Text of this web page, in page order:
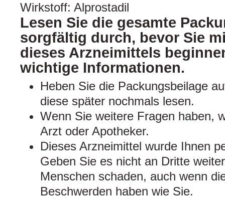
Wirkstoff: Alprostadil
Lesen Sie die gesamte
sorgfältig durch, bevor Sie
dieses Arzneimittels
wichtige Informationen.
Heben Sie die Packungsbeilage
diese später nochmals lesen.
Wenn Sie weitere Fragen haben,
Arzt oder Apotheker.
Dieses Arzneimittel wurde Ihnen
Geben Sie es nicht an Dritte
Menschen schaden, auch wenn
Beschwerden haben wie Sie.